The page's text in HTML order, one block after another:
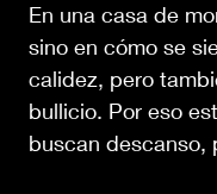
En una casa de
sino en cómo se
calidez, pero
bullicio. Por eso
buscan descanso,